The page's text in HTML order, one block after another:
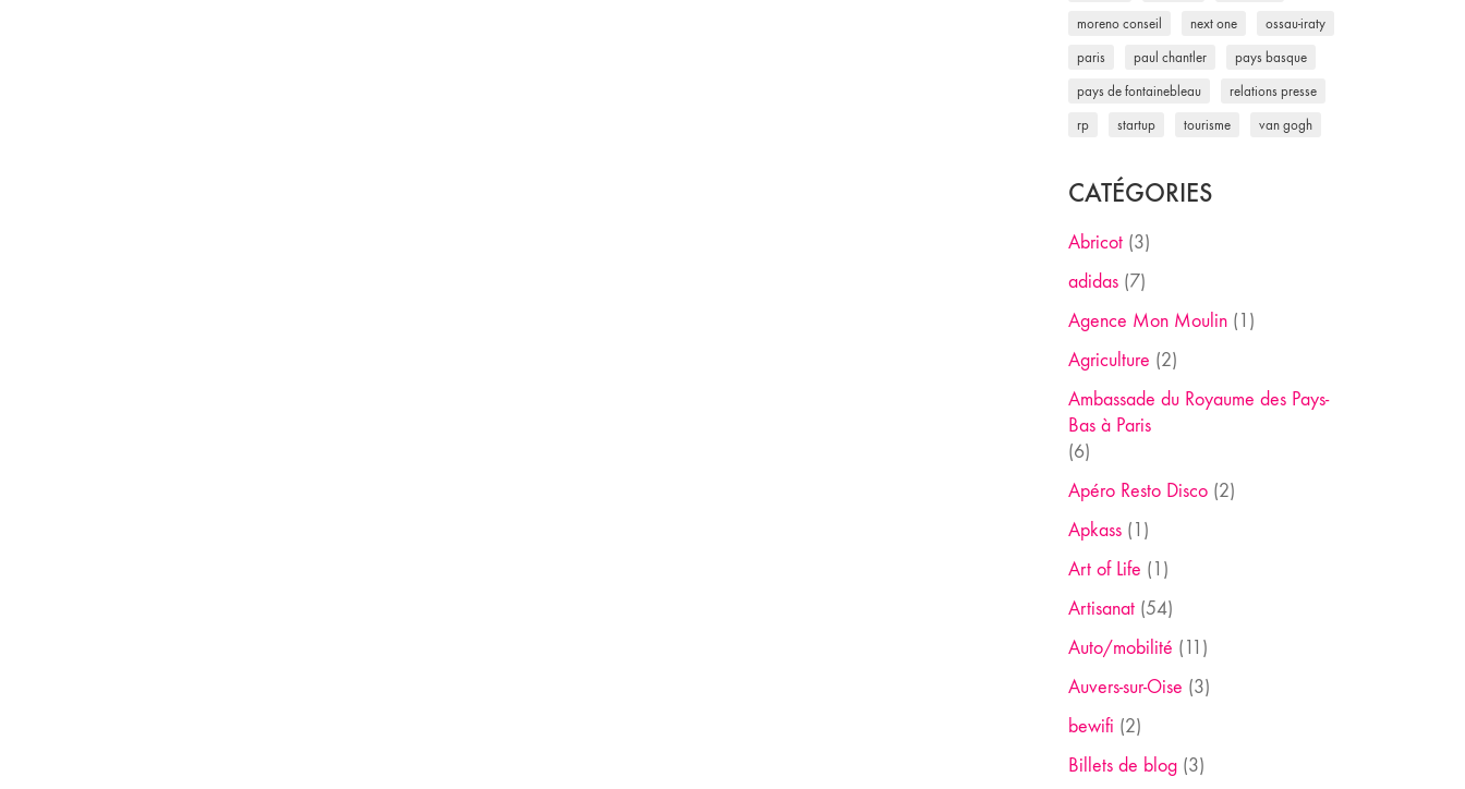
moreno conseil next one ossau-iraty
paris paul chantler pays basque
pays de fontainebleau relations presse
rp startup tourisme van gogh
CATÉGORIES
Abricot(3)
adidas(7)
Agence Mon Moulin(1)
Agriculture (2)
Ambassade du Royaume des Pays-
Bas à Paris
(6)
Apéro Resto Disco(2)
Apkass(1)
Art of Life (1)
Artisanat(54)
Auto/mobilité (11)
Auvers-sur-Oise (3)
bewifi (2)
Billets de blog(3)